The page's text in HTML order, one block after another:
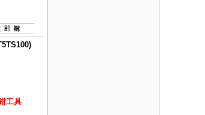
工具